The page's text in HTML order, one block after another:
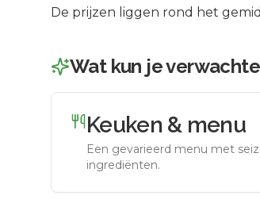
De prijzen liggen rond het
Wat kun je
Keuken & menu
Een gevarieerd menu met
ingrediënten.